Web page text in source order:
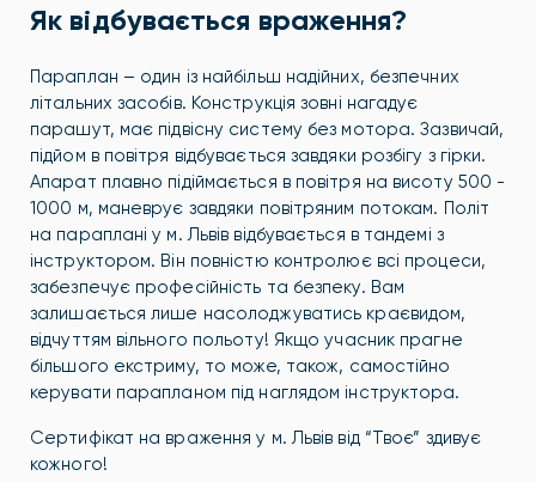
Як відбувається враження?
Параплан – один із найбільш надійних, безпечних
літальних засобів. Конструкція зовні нагадує
парашут, має підвісну систему без мотора. Зазвичай,
підйом в повітря відбувається завдяки розбігу з гірки.
Апарат плавно підіймається в повітря на висоту 500 -
1000 м, маневрує завдяки повітряним потокам. Політ
на параплані у м. Львів відбувається в тандемі з
інструктором. Він повністю контролює всі процеси,
забезпечує професійність та безпеку. Вам
залишається лише насолоджуватись краєвидом,
відчуттям вільного польоту! Якщо учасник прагне
більшого екстриму, то може, також, самостійно
керувати парапланом під наглядом інструктора.
Сертифікат на враження у м. Львів від “Твоє” здивує
кожного!